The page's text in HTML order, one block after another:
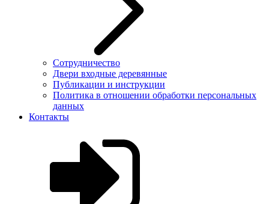
Сотрудничество
Двери входные деревянные
Публикации и инструкции
Политика в отношении обработки персональных
данных
Контакты